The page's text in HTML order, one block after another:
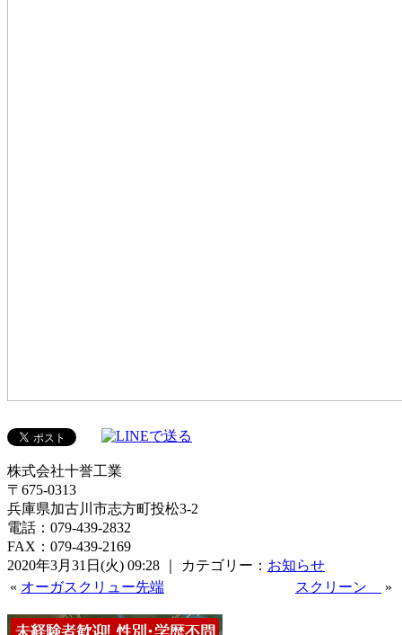
株式会社十誉工業
〒675-0313
兵庫県加古川市志方町投松3-2
電話：079-439-2832
FAX：079-439-2169
2020年3月31日(火) 09:28 ｜ カテゴリー： お知らせ
« オーガスクリュー先端 スクリーン »